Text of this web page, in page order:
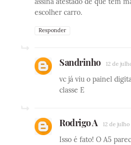
escolher carro.
Responder
Sandrinho 12 de
vc já viu o painel
classe E
Rodrigo A 12 de julho
Isso é fato! O A5